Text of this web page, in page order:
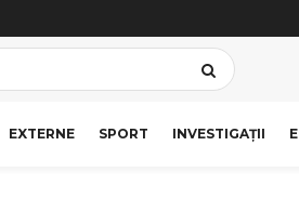
EXTERNE SPORT INVESTIGAȚII